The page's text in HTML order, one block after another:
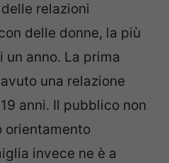
relazioni
delle donne, la più
un anno. La prima
una relazione
anni. Il pubblico non
orientamento
invece ne è a